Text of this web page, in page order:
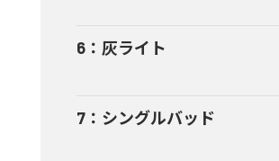
6 ： 灰ライト
7 ： シングルバッド